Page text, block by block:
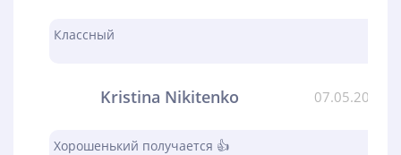
Классный
Kristina Nikitenko 07.05.2024
Хорошенький получается 👍